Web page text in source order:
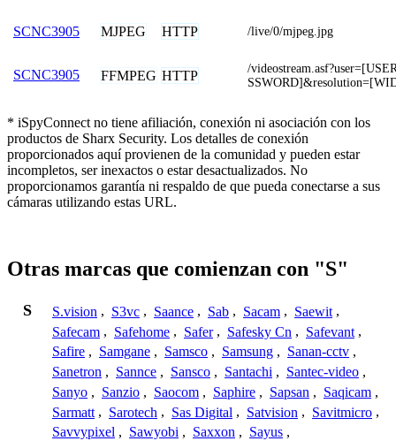
SCNC3905 MJPEG HTTP /live/0/mjpeg.jpg
SCNC3905 FFMPEG HTTP
/
* iSpyConnect no tiene afiliación, conexión ni asociación con los
productos de Sharx Security. Los detalles de conexión
proporcionados aquí provienen de la comunidad y pueden estar
incompletos, ser inexactos o estar desactualizados. No
proporcionamos garantía ni respaldo de que pueda conectarse a sus
cámaras utilizando estas URL.
Otras marcas que comienzan con "S"
S S.vision , S3vc , Saance , Sab , Sacam , Saewit ,
Safecam , Safehome , Safer , Safesky Cn , Safevant ,
Safire , Samgane , Samsco , Samsung , Sanan-cctv ,
Sanetron , Sannce , Sansco , Santachi , Santec-video ,
Sanyo , Sanzio , Saocom , Saphire , Sapsan , Saqicam ,
Sarmatt , Sarotech , Sas Digital , Satvision , Savitmicro ,
Savvypixel , Sawyobi , Saxxon , Sayus ,